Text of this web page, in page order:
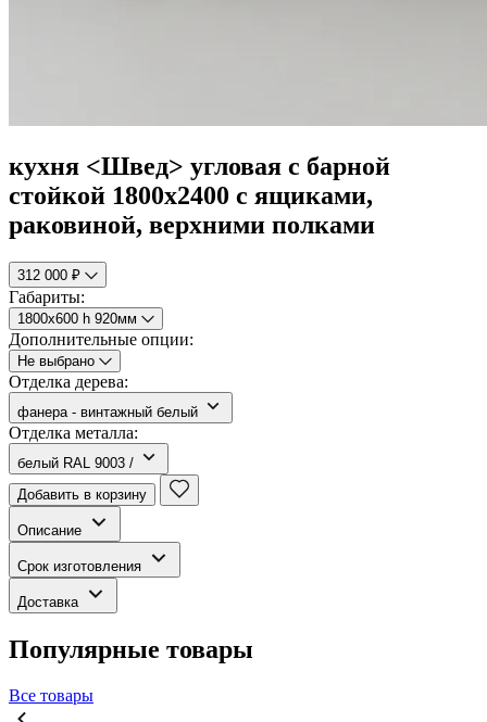
кухня <Швед> угловая с барной
стойкой 1800х2400 с ящиками,
раковиной, верхними полками
312 000 ₽
Габариты:
1800х600 h 920мм
Дополнительные опции:
Не выбрано
Отделка дерева:
фанера - винтажный белый
Отделка металла:
белый RAL 9003 /
Добавить в корзину
Описание
Срок изготовления
Доставка
Популярные товары
Все товары